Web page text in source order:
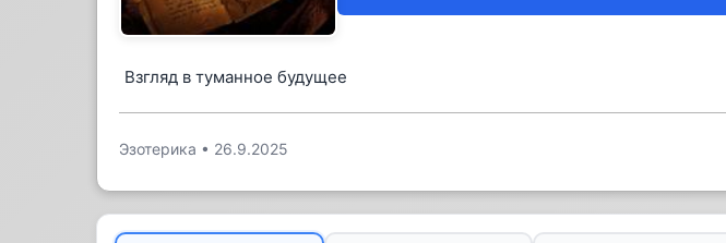
Взгляд в туманное будущее
Эзотерика • 26.9.2025